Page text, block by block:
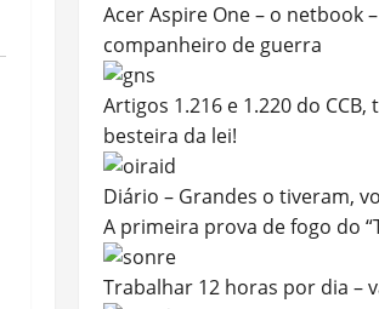
Acer Aspire One – o netbook
companheiro de guerra
Artigos 1.216 e 1.220 do CCB,
besteira da lei!
Diário – Grandes o tiveram,
A primeira prova de fogo do
Trabalhar 12 horas por dia –